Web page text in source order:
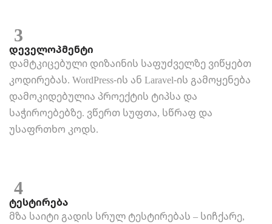
3
დეველოპმენტი
დამტკიცებული დიზაინის საფუძველზე ვიწყებთ
კოდირებას. WordPress-ის ან Laravel-ის გამოყენება
დამოკიდებულია პროექტის ტიპსა და
საჭიროებებზე. ვწერთ სუფთა, სწრაფ და
უსაფრთხო კოდს.
4
ტესტირება
მზა საიტი გადის სრულ ტესტირებას – სიჩქარე,